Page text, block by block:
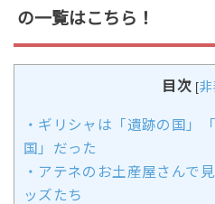
の一覧はこちら！
目次 [非
・ギリシャは「遺跡の国」
国」だった
・アテネのお土産屋さんで
ッズたち